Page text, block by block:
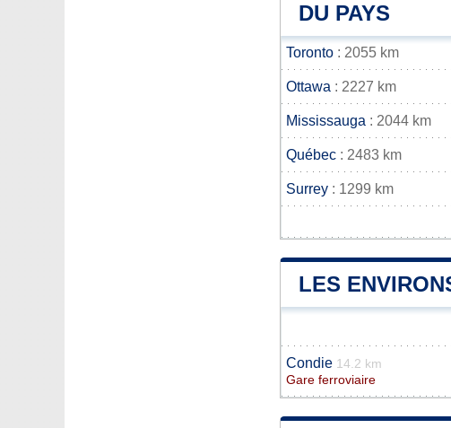
DU PAYS
Toronto : 2055 km
Ottawa : 2227 km
Mississauga : 2044 km
Québec : 2483 km
Surrey : 1299 km
LES
Condie 14.2 km
Gare ferroviaire